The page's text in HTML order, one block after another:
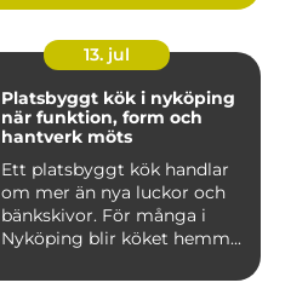
13. jul
Platsbyggt kök i nyköping
när funktion, form och
hantverk möts
Ett platsbyggt kök handlar
om mer än nya luckor och
bänkskivor. För många i
Nyköping blir köket hemm...